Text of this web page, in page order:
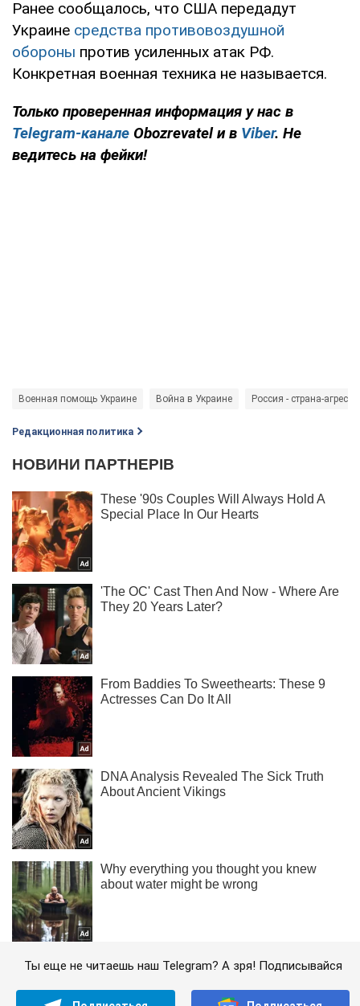
Ранее сообщалось, что США передадут
Украине средства противовоздушной
обороны против усиленных атак РФ.
Конкретная военная техника не называется.
Только проверенная информация у нас в
Telegram-канале Obozrevatel и в Viber. Не
ведитесь на фейки!
Военная помощь Украине Война в Украине Россия - страна-
Редакционная политика
Ты еще не читаешь наш Telegram? А зря! Подписывайся